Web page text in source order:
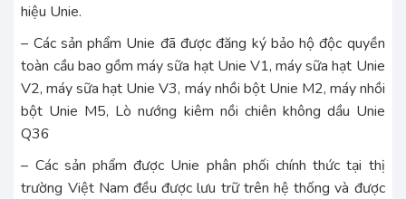
hiệu Unie.
– Các sản phẩm Unie đã được đăng ký bảo hộ độc quyền
toàn cầu bao gồm máy sữa hạt Unie V1, máy sữa hạt Unie
V2, máy sữa hạt Unie V3, máy nhồi bột Unie M2, máy nhồi
bột Unie M5, Lò nướng kiêm nồi chiên không dầu Unie
Q36
– Các sản phẩm được Unie phân phối chính thức tại thị
trường Việt Nam đều được lưu trữ trên hệ thống và được